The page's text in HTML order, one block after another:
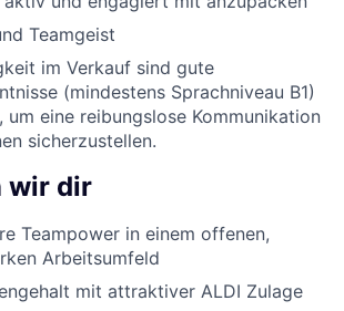
Teamgeist
im Verkauf sind gute
(mindestens Sprachniveau B1)
eine reibungslose Kommunikation
sicherzustellen.
wir dir
Teampower in einem offenen,
Arbeitsumfeld
mit attraktiver ALDI Zulage